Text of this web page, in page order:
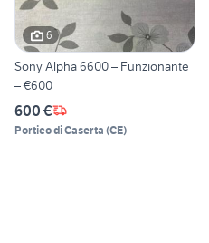
6
Sony Alpha 6600 – Funzionante
– €600
600 €
Portico di Caserta (CE)